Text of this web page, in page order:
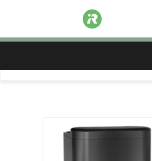
Roomba 105